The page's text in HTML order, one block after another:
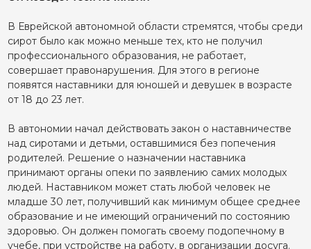
В Еврейской автономной области стремятся, чтобы среди
сирот было как можно меньше тех, кто не получил
профессионального образования, не работает,
совершает правонарушения. Для этого в регионе
появятся наставники для юношей и девушек в возрасте
от 18 до 23 лет.
В автономии начал действовать закон о наставничестве
над сиротами и детьми, оставшимися без попечения
родителей. Решение о назначении наставника
принимают органы опеки по заявлению самих молодых
людей. Наставником может стать любой человек не
младше 30 лет, получивший как минимум общее среднее
образование и не имеющий ограничений по состоянию
здоровью. Он должен помогать своему подопечному в
учебе, при устройстве на работу, в организации досуга.